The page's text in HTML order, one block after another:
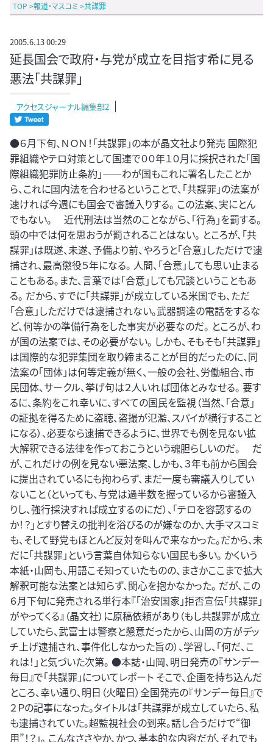
TOP >報道・マスコミ >共謀罪
2005.6.13 00:29
延長国会で政府・与党が成立を目指す希に見る
悪法「共謀罪」
アクセスジャーナル編集部2
●６月下旬、ＮＯＮ！「共謀罪」の本が晶文社より発売 国際犯
罪組織やテロ対策として国連で００年１０月に採択された「国
際組織犯罪防止条約」――わが国もこれに署名したことか
ら、これに国内法を合わせるということで、「共謀罪」の法案が
速ければ今週にも国会で審議入りする。 この法案、実にとん
でもない。 近代刑法は当然のことながら、「行為」を罰する。
頭の中では何を思おうが罰されることはない。 ところが、「共
謀罪」は既遂、未遂、予備より前、やろうと「合意」しただけで逮
捕され、最高懲役５年になる。 人間、「合意」しても思い止まる
こともある。また、言葉では「合意」しても冗談ということもあ
る。 だから、すでに「共謀罪」が成立している米国でも、ただ
「合意」しただけでは逮捕されない。武器調達の電話をするな
ど、何等かの準備行為をした事実が必要なのだ。 ところが、わ
が国の法案では、その必要がない。 しかも、そもそも「共謀罪」
は国際的な犯罪集団を取り締まることが目的だったのに、同
法案の「団体」は何等定義が無く、一般の会社、労働組合、市
民団体、サークル、挙げ句は２人いれば団体とみなせる。 要す
るに、条約をこれ幸いに、すべての国民を監視（当然、「合意」
の証拠を得るために盗聴、盗撮が氾濫、スパイが横行すること
になる）、必要なら逮捕できるように、世界でも例を見ない拡
大解釈できる法律を作っておこうという魂胆らしいのだ。 だ
が、これだけの例を見ない悪法案、しかも、３年も前から国会
に提出されているにも拘わらず、まだ一度も審議入りしてい
ないこと（といっても、与党は過半数を握っているから審議入
りし、強行採決すれば成立するのにだ）、「テロを容認するの
か！？」とすり替えの批判を浴びるのが嫌なのか、大手マスコミ
も、そして野党もほとんど反対を叫んで来なかった。だから、未
だに「共謀罪」という言葉自体知らない国民も多い。 かくいう
本紙・山岡も、用語こそ知っていたものの、まさかここまで拡大
解釈可能な法案とは知らず、関心を抱かなかった。 だが、この
６月下旬に発売される単行本『「治安国家」拒否宣伝「共謀罪」
がやってくる』（晶文社）に原稿依頼があり（もし共謀罪が成立
していたら、武富士は警察と懇意だったから、山岡の方がデッ
チ上げ逮捕され、事件化しなかった旨の）、学習し、「何だ、こ
れは！」と気づいた次第。 ●本誌・山岡、明日発売の『サンデー
毎日』で「共謀罪」についてレポート そこで、企画を持ち込んだ
ところ、幸い通り、明日（火曜日）全国発売の『サンデー毎日』で
２Ｐの記事になった。タイトルは「共謀罪が成立していたら、私
も逮捕されていた。超監視社会の到来。話し合うだけで“御
用”！？」。 こんなささやか、かつ、基本的な内容だが、それでも